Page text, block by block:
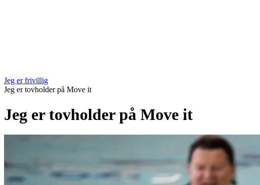
Jeg er frivillig
Jeg er tovholder på Move it
Jeg er tovholder på Move it